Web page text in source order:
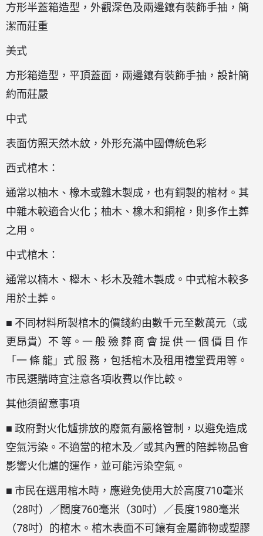
方形半蓋箱造型，外觀深色及兩邊鑲有裝飾手抽，簡
潔而莊重
美式
方形箱造型，平頂蓋面，兩邊鑲有裝飾手抽，設計簡
約而莊嚴
中式
表面仿照天然木紋，外形充滿中國傳統色彩
西式棺木：
通常以柚木、橡木或雜木製成，也有銅製的棺材。其
中雜木較適合火化；柚木、橡木和銅棺，則多作土葬
之用。
中式棺木：
通常以楠木、櫸木、杉木及雜木製成。中式棺木較多
用於土葬。
■ 不同材料所製棺木的價錢約由數千元至數萬元（或
更昂貴）不 等。一 般 殮 葬 商 會 提 供 一 個 價 目 作
「一 條 龍」式 服 務，包括棺木及租用禮堂費用等。
市民選購時宜注意各項收費以作比較。
其他須留意事項
■ 政府對火化爐排放的廢氣有嚴格管制，以避免造成
空氣污染。不適當的棺木及／或其內置的陪葬物品會
影響火化爐的運作，並可能污染空氣。
■ 市民在選用棺木時，應避免使用大於高度710毫米
（28吋）／闊度760毫米（30吋）／長度1980毫米
（78吋）的棺木。棺木表面不可鑲有金屬飾物或塑膠